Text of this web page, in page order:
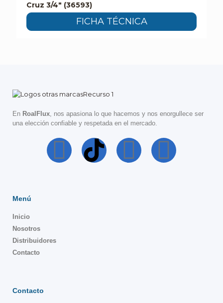
Cruz 3/4″ (36593)
FICHA TÉCNICA
En RoalFlux, nos apasiona lo que hacemos y nos enorgullece ser
una elección confiable y respetada en el mercado.
Menú
Inicio
Nosotros
Distribuidores
Contacto
Contacto